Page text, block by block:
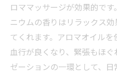
ロママッサージが効果的で
ニウムの香りはリラックス
てくれます。アロマオイルを
血行が良くなり、緊張もほ
ゼーションの一環として、